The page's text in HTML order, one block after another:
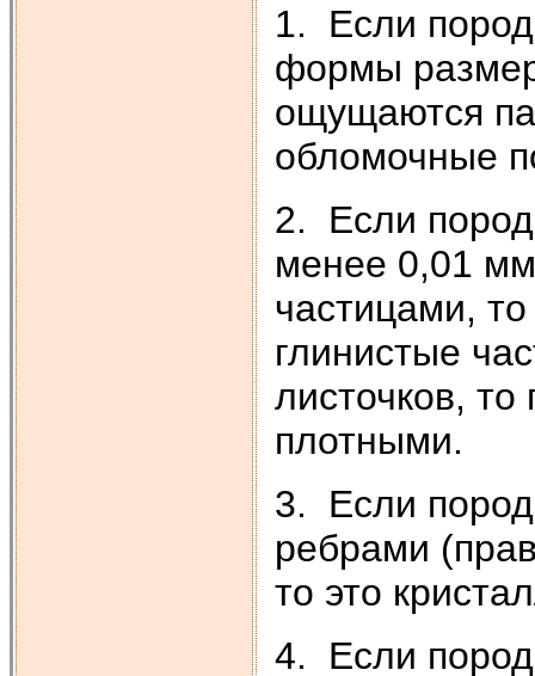
1. Если
формы
ощущаются
обломочные
2. Если
менее 0,01
частицами,
глинистые
листочков,
плотными.
3. Если
ребрами
то это
4. Если